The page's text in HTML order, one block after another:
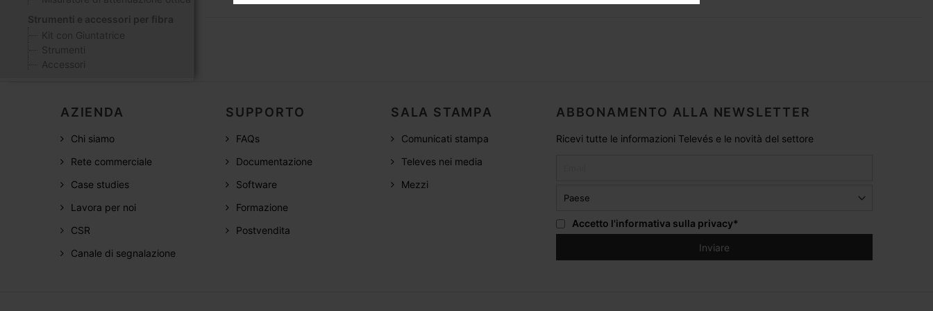
Strumenti e accessori per fibra
Kit con Giuntatrice
Strumenti
Accessori
AZIENDA
Chi siamo
Rete commerciale
Case studies
Lavora per noi
CSR
Canale di segnalazione
SUPPORTO
FAQs
Documentazione
Software
Formazione
Postvendita
SALA STAMPA
Comunicati stampa
Televes nei media
Mezzi
ABBONAMENTO ALLA NEWSLETTER
Ricevi tutte le informazioni Televés e le novità del settore
Accetto l'informativa sulla privacy*